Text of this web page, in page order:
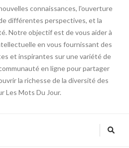
connaissances, l'ouverture
différentes perspectives, et la
Notre objectif est de vous aider à
en vous fournissant des
et inspirantes sur une variété de
en ligne pour partager
la richesse de la diversité des
Les Mots Du Jour.